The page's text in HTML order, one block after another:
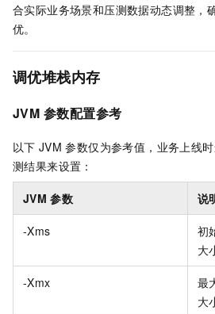
合实际业务场景和压测数据动态调整，
优。
调优堆栈内存
JVM 参数配置参考
以下 JVM 参数仅为参考值，业务上线
测结果来设置：
JVM 参数 说
-Xms
初
大
-Xmx
最
大